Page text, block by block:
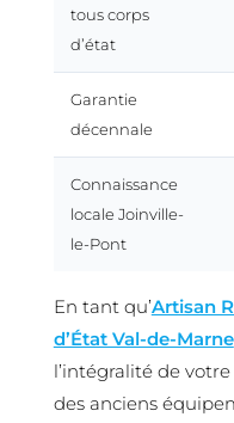
tous corps
d’état
Garantie
décennale
Connaissance
locale Joinville-
le-Pont
En tant qu’Artisan
d’État Val-de-Marne
l’intégralité de
des anciens